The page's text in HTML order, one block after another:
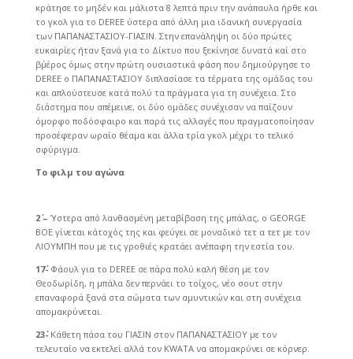
κράτησε το μηδέν και μάλιστα 8 λεπτά πριν την ανάπαυλα ήρθε και
το γκολ για το DEREE ύστερα από άλλη μια ιδανική συνεργασία
των ΠΑΠΑΝΑΣΤΑΣΙΟΥ-ΓΙΑΣΙΝ. Στην επανάληψη οι δύο πρώτες
ευκαιρίες ήταν ξανά για το Δίκτυο που ξεκίνησε δυνατά καί στο
β΄μέρος όμως στην πρώτη ουσιαστικά φάση που δημιούργησε το
DEREE ο ΠΑΠΑΝΑΣΤΑΣΙΟΥ διπλασίασε τα τέρματα της ομάδας του
και απλούστευσε κατά πολύ τα πράγματα για τη συνέχεια. Στο
διάστημα που απέμεινε, οι δύο ομάδες συνέχισαν να παίζουν
όμορφο ποδόσφαιρο και παρά τις αλλαγές που πραγματοποίησαν
προσέφεραν ωραίο θέαμα και άλλα τρία γκολ μέχρι το τελικό
σφύριγμα.
Το φιλμ του αγώνα
2΄ – Ύστερα από λανθασμένη μεταβίβαση της μπάλας, ο GEORGE
BOE γίνεται κάτοχός της και φεύγει σε μοναδικό τετ α τετ με τον
ΛΙΟΥΜΠΗ που με τις γροθιές κρατάει ανέπαφη την εστία του.
17΄- Φάουλ για το DEREE σε πάρα πολύ καλή θέση με τον
Θεοδωρίδη, η μπάλα δεν περνάει το τοίχος, νέο σουτ στην
επαναφορά ξανά στα σώματα των αμυντικών και στη συνέχεια
απομακρύνεται.
23΄- Κάθετη πάσα του ΓΙΑΣΙΝ στον ΠΑΠΑΝΑΣΤΑΣΙΟΥ με τον
τελευταίο να εκτελεί αλλά τον KWATA να απομακρύνει σε κόρνερ.